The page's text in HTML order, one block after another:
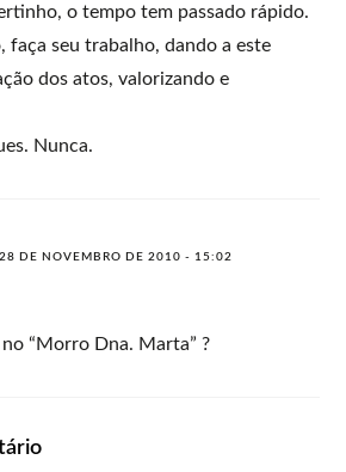
o tempo tem passado rápido.
faça seu trabalho, dando a este
dos atos, valorizando e
Nunca.
28 DE NOVEMBRO DE 2010 - 15:02
“Morro Dna. Marta” ?